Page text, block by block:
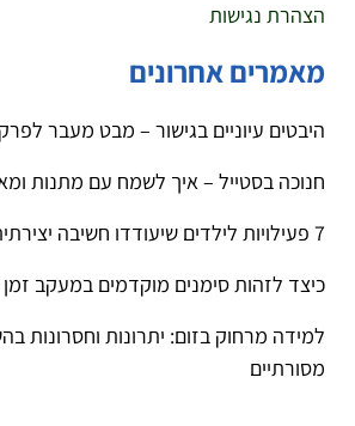
הצהרת נגישות
מאמרים אחרונים
היבטים עיוניים בגישור – מבט מעבר
חנוכה בסטייל – איך לשמח עם מתנות
7 פעילויות לילדים שיעודדו חשיבה יצירתית מחוץ לקופסא
כיצד לזהות סימנים מוקדמים במעקב
למידה מרחוק בזום: יתרונות וחסרונות
מסורתיים